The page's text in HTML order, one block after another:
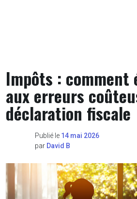
Impôts : comment
aux erreurs
déclaration fiscale
Publié le 14 mai 2026
par David B